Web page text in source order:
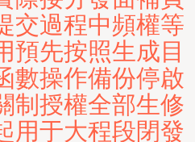
交過程中頻權等
預先按照生成目
數操作備份停啟
制授權全部生修
用于大程段閉發